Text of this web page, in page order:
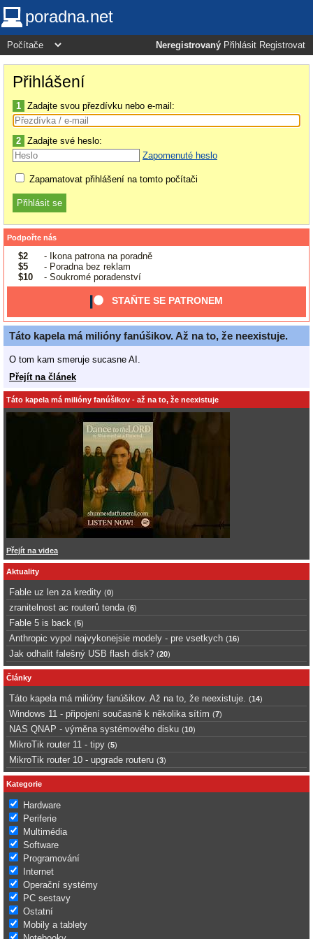
poradna.net
Neregistrovaný Přihlásit Registrovat
Přihlášení
1 Zadajte svou přezdívku nebo e-mail:
2 Zadajte své heslo:
Zapomenuté heslo
Zapamatovat přihlášení na tomto počítači
Podpořte nás
$2
- Ikona patrona na poradně
$5
- Poradna bez reklam
$10
- Soukromé poradenství
STAŇTE SE PATRONEM
Táto kapela má milióny fanúšikov. Až na to, že neexistuje.
O tom kam smeruje sucasne AI.
Přejít na článek
Táto kapela má milióny fanúšikov - až na to, že neexistuje
Přejít na videa
Aktuality
Fable uz len za kredity (0)
zranitelnost ac routerů tenda (6)
Fable 5 is back (5)
Anthropic vypol najvykonejsie modely - pre vsetkych (16)
Jak odhalit falešný USB flash disk? (20)
Články
Táto kapela má milióny fanúšikov. Až na to, že neexistuje. (14)
Windows 11 - připojení současně k několika sítím (7)
NAS QNAP - výměna systémového disku (10)
MikroTik router 11 - tipy (5)
MikroTik router 10 - upgrade routeru (3)
Kategorie
Hardware
Periferie
Multimédia
Software
Programování
Internet
Operační systémy
PC sestavy
Ostatní
Mobily a tablety